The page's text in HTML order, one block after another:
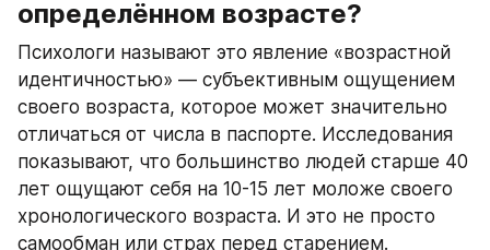
определённом возрасте?
Психологи называют это явление «возрастной
идентичностью» — субъективным ощущением
своего возраста, которое может значительно
отличаться от числа в паспорте. Исследования
показывают, что большинство людей старше 40
лет ощущают себя на 10-15 лет моложе своего
хронологического возраста. И это не просто
самообман или страх перед старением.